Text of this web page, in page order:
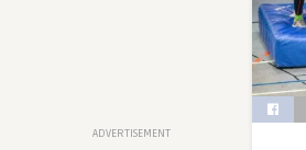
ADVERTISEMENT